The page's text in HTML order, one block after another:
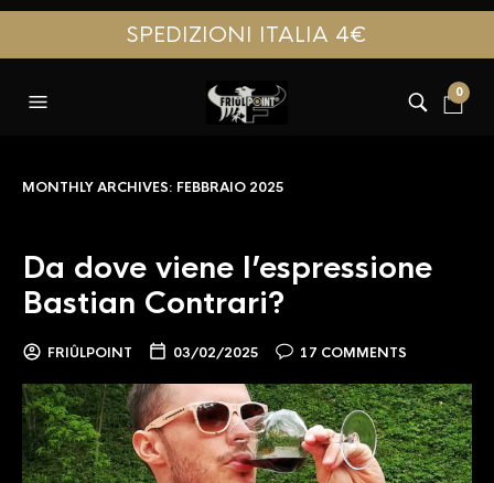
SPEDIZIONI ITALIA 4€
0
MONTHLY ARCHIVES: FEBBRAIO 2025
Da dove viene l’espressione
Bastian Contrari?
FRIÛLPOINT 03/02/2025 17 COMMENTS